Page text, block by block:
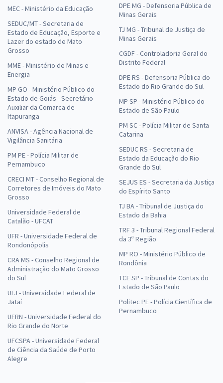
MEC - Ministério da Educação
SEDUC/MT - Secretaria de
Estado de Educação, Esporte e
Lazer do estado de Mato
Grosso
MME - Ministério de Minas e
Energia
MP GO - Ministério Público do
Estado de Goiás - Secretário
Auxiliar da Comarca de
Itapuranga
ANVISA - Agência Nacional de
Vigilância Sanitária
PM PE - Polícia Militar de
Pernambuco
CRECI MT - Conselho Regional de
Corretores de Imóveis do Mato
Grosso
Universidade Federal de
Catalão - UFCAT
UFR - Universidade Federal de
Rondonópolis
CRA MS - Conselho Regional de
Administração do Mato Grosso
do Sul
UFJ - Universidade Federal de
Jataí
UFRN - Universidade Federal do
Rio Grande do Norte
UFCSPA - Universidade Federal
de Ciência da Saúde de Porto
Alegre
DPE MG - Defensoria Pública de
Minas Gerais
TJ MG - Tribunal de Justiça de
Minas Gerais
CGDF - Controladoria Geral do
Distrito Federal
DPE RS - Defensoria Pública do
Estado do Rio Grande do Sul
MP SP - Ministério Público do
Estado de São Paulo
PM SC - Polícia Militar de Santa
Catarina
SEDUC RS - Secretaria de
Estado da Educação do Rio
Grande do Sul
SEJUS ES - Secretaria da Justiça
do Espírito Santo
TJ BA - Tribunal de Justiça do
Estado da Bahia
TRF 3 - Tribunal Regional Federal
da 3ª Região
MP RO - Ministério Público de
Rondônia
TCE SP - Tribunal de Contas do
Estado de São Paulo
Politec PE - Polícia Científica de
Pernambuco